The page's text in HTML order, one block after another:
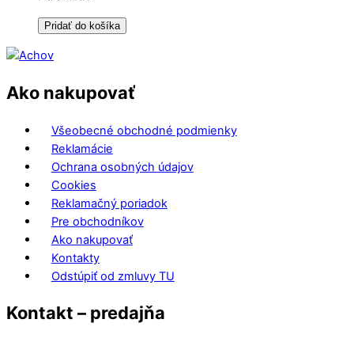
Pridať do košíka
Ako nakupovať
Všeobecné obchodné podmienky
Reklamácie
Ochrana osobných údajov
Cookies
Reklamačný poriadok
Pre obchodníkov
Ako nakupovať
Kontakty
Odstúpiť od zmluvy TU
Kontakt – predajňa